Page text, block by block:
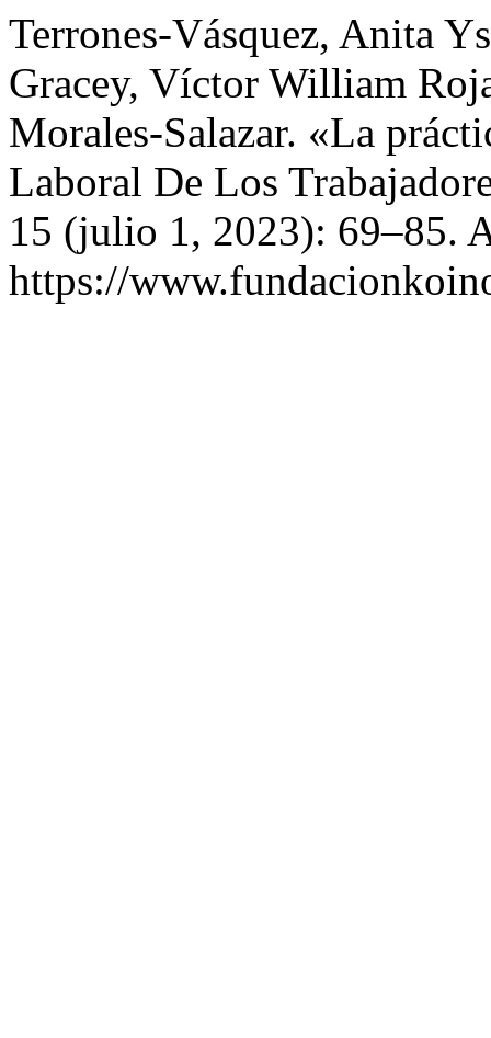
Terrones-Vásquez, Anita
Gracey, Víctor William
Morales-Salazar. «La
Laboral De Los
15 (julio 1, 2023): 69–85.
https://